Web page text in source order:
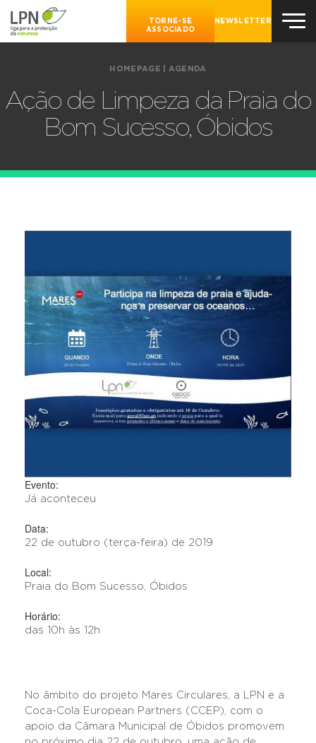
TORNE-SE
ASSOCIADO
NEWSLETTER
HOMEPAGE AGENDA
Ação de Limpeza da Praia do
Bom Sucesso, Óbidos
Evento:
Já aconteceu
Data:
22 de outubro (terça-feira) de 2019
Local:
Praia do Bom Sucesso, Óbidos
Horário:
das 10h às 12h
No âmbito do projeto Mares Circulares, a LPN e a
Coca-Cola European Partners (CCEP), com o
apoio da Câmara Municipal de Óbidos promovem